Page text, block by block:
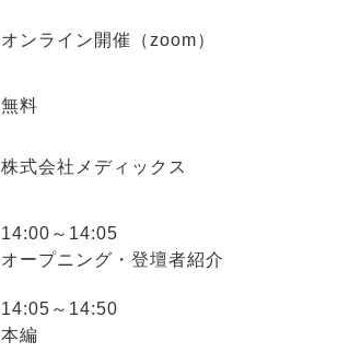
オンライン開催（zoom）
無料
株式会社メディックス
14:00～14:05
オープニング・登壇者紹介
14:05～14:50
本編